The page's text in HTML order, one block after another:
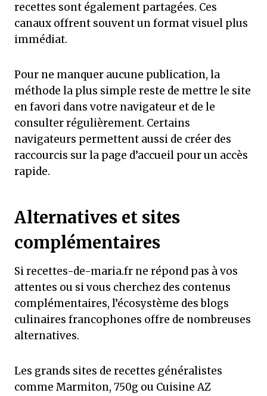
recettes sont également partagées. Ces
canaux offrent souvent un format visuel plus
immédiat.
Pour ne manquer aucune publication, la
méthode la plus simple reste de mettre le site
en favori dans votre navigateur et de le
consulter régulièrement. Certains
navigateurs permettent aussi de créer des
raccourcis sur la page d’accueil pour un accès
rapide.
Alternatives et sites
complémentaires
Si recettes-de-maria.fr ne répond pas à vos
attentes ou si vous cherchez des contenus
complémentaires, l’écosystème des blogs
culinaires francophones offre de nombreuses
alternatives.
Les grands sites de recettes généralistes
comme Marmiton, 750g ou Cuisine AZ